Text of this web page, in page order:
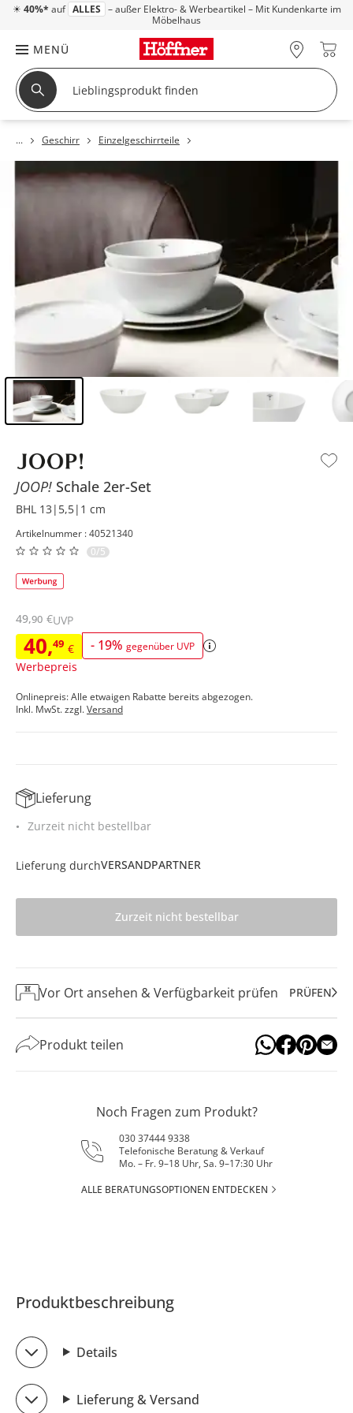
☀ 40%* auf ALLES – außer Elektro- & Werbeartikel – Mit Kundenkarte im
Möbelhaus
MENÜ
Geschirr Einzelgeschirrteile
JOOP! Schale 2er-Set
BHL 13|5,5|1 cm
Artikelnummer : 40521340
0/5
40,49 € - 19% gegenüber UVP
Werbepreis
49,90 €UVP
Onlinepreis: Alle etwaigen Rabatte bereits abgezogen.
Inkl. MwSt. zzgl.Versand
Lieferung
Zurzeit nicht bestellbar
Lieferung durchVERSANDPARTNER
Zurzeit nicht bestellbar
Vor Ort ansehen & Verfügbarkeit prüfen PRÜFEN
Produkt teilen
Noch Fragen zum Produkt?
030 37444 9338
Telefonische Beratung & Verkauf
Mo. – Fr. 9–18 Uhr, Sa. 9–17:30 Uhr
ALLE BERATUNGSOPTIONEN ENTDECKEN
Produktbeschreibung
Details
Lieferung & Versand